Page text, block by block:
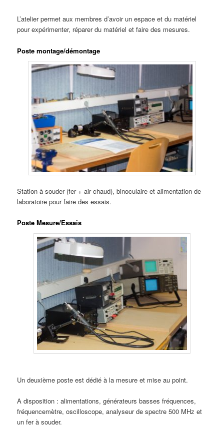
L’atelier permet aux membres d’avoir un espace et du matériel
pour expérimenter, réparer du matériel et faire des mesures.
Poste montage/démontage
Station à souder (fer + air chaud), binoculaire et alimentation de
laboratoire pour faire des essais.
Poste Mesure/Essais
Un deuxième poste est dédié à la mesure et mise au point.
A disposition : alimentations, générateurs basses fréquences,
fréquencemètre, oscilloscope, analyseur de spectre 500 MHz et
un fer à souder.